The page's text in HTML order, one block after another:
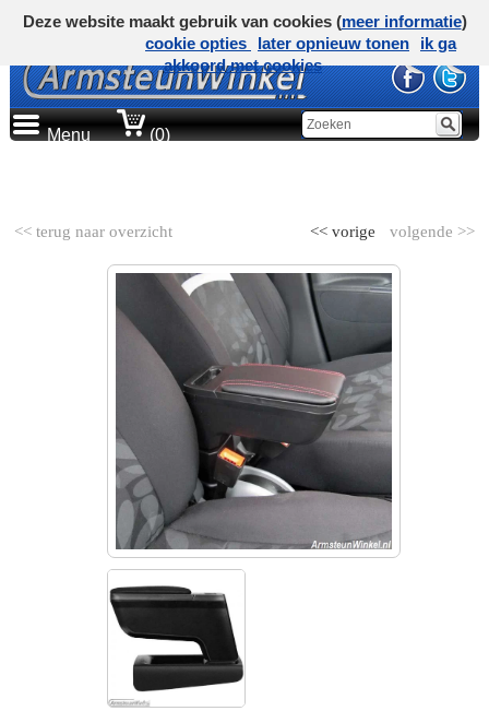
Menu (0)
<< terug naar overzicht volgende >>
<< vorige
Deze website maakt gebruik van cookies (meer informatie)
cookie opties
later opnieuw tonen
ik ga
akkoord met cookies